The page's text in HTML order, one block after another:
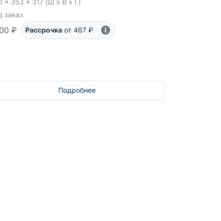
x 353 x 317 (Ш x В x Г)
заказ
₽ Рассрочка от 467 ₽
Подробнее